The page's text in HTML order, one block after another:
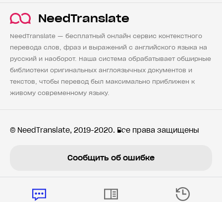
NeedTranslate
NeedTranslate — бесплатный онлайн сервис контекстного
перевода слов, фраз и выражений с английского языка на
русский и наоборот. Наша система обрабатывает обширные
библиотеки оригинальных англоязычных документов и
текстов, чтобы перевод был максимально приближен к
живому современному языку.
© NeedTranslate, 2019-2020. Все права защищены
Сообщить об ошибке